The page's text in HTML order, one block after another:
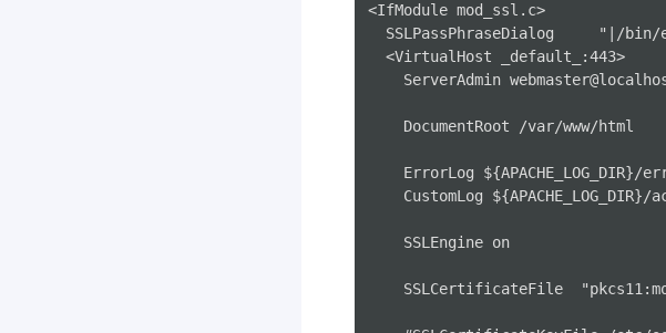
<IfModule mod_ssl.c>
SSLPassPhraseDialog     "|/bin/
  <VirtualHost _default_:443>
ServerAdmin
    DocumentRoot /var/www/html
ErrorLog ${APACHE_LOG_DIR}/
CustomLog ${APACHE_LOG_DIR}/
    SSLEngine on
SSLCertificateFile